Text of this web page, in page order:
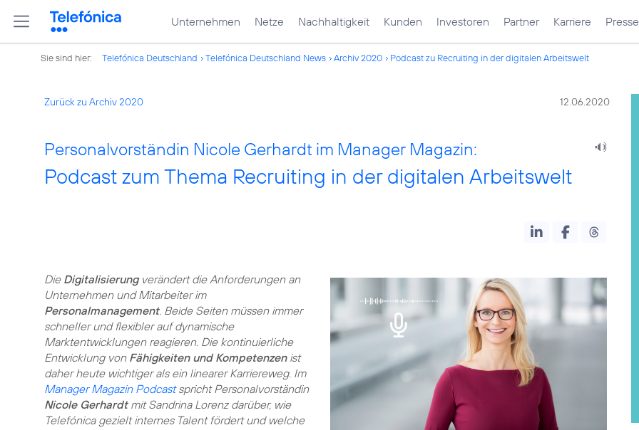
Unternehmen Netze Nachhaltigkeit Kunden Investoren Partner Karriere Presse
Sie sind hier: Telefónica Deutschland Telefónica Deutschland News Archiv 2020 Podcast zu Recruiting in der digitalen Arbeitswelt
Zurück zu Archiv 2020 12.06.2020
Personalvorständin Nicole Gerhardt im Manager Magazin:
Podcast zum Thema Recruiting in der digitalen Arbeitswelt
Die Digitalisierungverändert die Anforderungen an
Unternehmen und Mitarbeiter im
Personalmanagement. Beide Seiten müssen immer
schneller und flexibler auf dynamische
Marktentwicklungen reagieren. Die kontinuierliche
Entwicklung von Fähigkeiten und Kompetenzenist
daher heute wichtiger als ein linearer Karriereweg. Im
Manager Magazin Podcastspricht Personalvorständin
Nicole Gerhardtmit Sandrina Lorenz darüber, wie
Telefónica gezielt internes Talent fördert und welche